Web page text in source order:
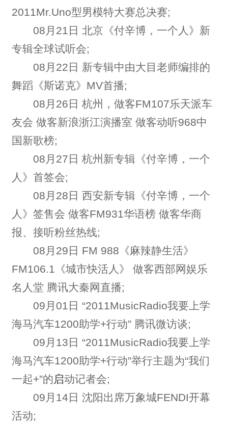
2011Mr.Uno型男模特大赛总决赛;
08月21日 北京《付辛博，一个人》新
专辑全球试听会;
08月22日 新专辑中由大目老师编排的
舞蹈《斯诺克》MV首播;
08月26日 杭州，做客FM107乐天派车
友会 做客新浪浙江演播室 做客动听968中
国新歌榜;
08月27日 杭州新专辑《付辛博，一个
人》首签会;
08月28日 西安新专辑《付辛博，一个
人》签售会 做客FM931华语榜 做客华商
报、接听粉丝热线;
08月29日 FM 988《麻辣静生活》
FM106.1《城市快活人》 做客西部网娱乐
名人堂 腾讯大秦网直播;
09月01日 “2011MusicRadio我要上学
海马汽车1200助学+行动” 腾讯微访谈;
09月13日 “2011MusicRadio我要上学
海马汽车1200助学+行动”举行主题为“我们
一起+”的启动记者会;
09月14日 沈阳出席万象城FENDI开幕
活动;